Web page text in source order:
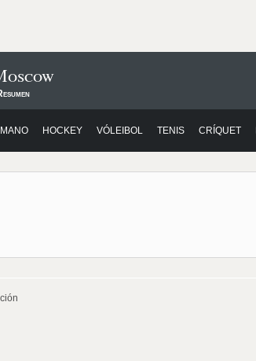
HOCKEY VÓLEIBOL TENIS CRÍQUET